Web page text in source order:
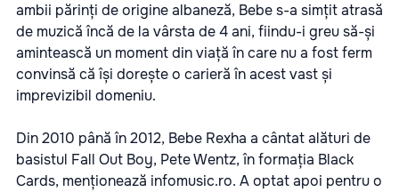
ambii părinți de origine albaneză, Bebe s-a simțit atrasă
de muzică încă de la vârsta de 4 ani, fiindu-i greu să-și
amintească un moment din viață în care nu a fost ferm
convinsă că își dorește o carieră în acest vast și
imprevizibil domeniu.
Din 2010 până în 2012, Bebe Rexha a cântat alături de
basistul Fall Out Boy, Pete Wentz, în formația Black
Cards, menționează infomusic.ro. A optat apoi pentru o